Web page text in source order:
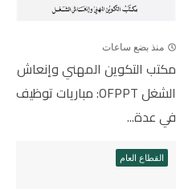
منذ بضع ساعات
مكتب التكوين المهني وإنعاش
الشغل OFPPT: مباريات توظيف
في عدة...
القطاع العام